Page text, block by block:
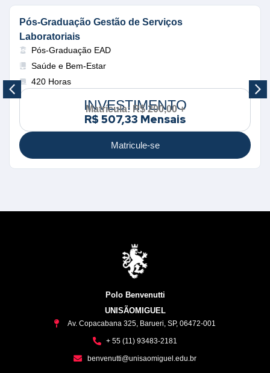
Pós-Graduação Gestão de Serviços
Laboratoriais
Pós-Graduação EAD
Saúde e Bem-Estar
420 Horas
Matricule-se
INVESTIMENTO
Matrícula: R$ 200,00 +
R$ 507,33 Mensais
Polo Benvenutti
UNISÃOMIGUEL
Av. Copacabana 325, Barueri, SP, 06472-001
+ 55 (11) 93483-2181
benvenutti@unisaomiguel.edu.br